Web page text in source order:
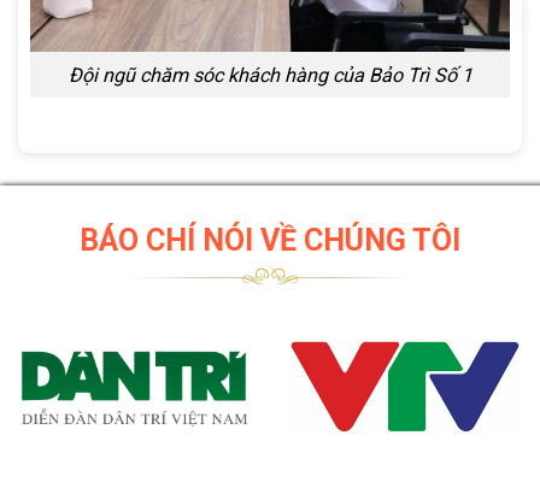
Đội ngũ chăm sóc khách hàng của Bảo Trì Số 1
BÁO CHÍ NÓI VỀ CHÚNG TÔI